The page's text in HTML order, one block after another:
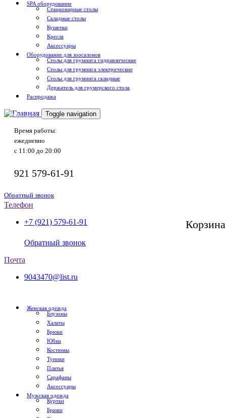
SPA оборудование
Стационарные столы
Складные столы
Кушетки
Кресла
Аксессуары
Оборудование для зоосалонов
Столы для груминга гидравлические
Столы для груминга электрические
Столы для груминга складные
Держатель для грумерского стола
Распродажа
Доставка по РоссииToggle navigation
Время работы:
ежедневно
с 11:00 до 20:00
921 579-61-91
Обратный звонок
Корзина
Телефон
+7 (921) 579-61-91
Обратный звонок
Почта
9043470@list.ru
Женская одежда
Блузоны
Халаты
Брюки
Юбки
Костюмы
Туники
Платья
Сарафаны
Аксессуары
Мужская одежда
Куртки
Брюки